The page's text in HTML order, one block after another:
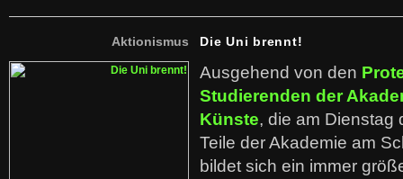
Aktionismus Die Uni brennt!
Ausgehend von den
Studierenden der
Künste, die am Dienstag
Teile der Akademie am
bildet sich ein immer